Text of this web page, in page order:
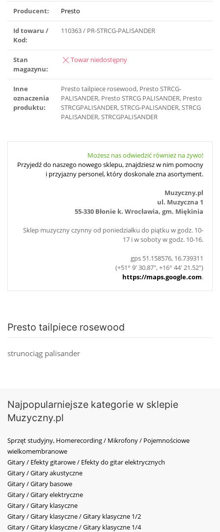
Producent: Presto
Id towaru /
Kod:
110363 / PR-STRCG-PALISANDER
Stan
magazynu:
Towar niedostępny
Inne
oznaczenia
produktu:
Presto tailpiece rosewood, Presto STRCG-
PALISANDER, Presto STRCG PALISANDER, Presto
STRCGPALISANDER, STRCG-PALISANDER, STRCG
PALISANDER, STRCGPALISANDER
Możesz nas odwiedzić również na żywo!
Przyjedź do naszego nowego sklepu, znajdziesz w nim pomocny
i przyjazny personel, który doskonale zna asortyment.
Muzyczny.pl
ul. Muzyczna 1
55-330 Błonie k. Wrocławia, gm. Miękinia
Sklep muzyczny czynny od poniedziałku do piątku w godz. 10-
17 i w soboty w godz. 10-16.
gps 51.158576, 16.739311
(+51° 9' 30.87", +16° 44' 21.52")
https://maps.google.com.
Presto tailpiece rosewood
strunociąg palisander
Najpopularniejsze kategorie w sklepie
Muzyczny.pl
Sprzęt studyjny, Homerecording / Mikrofony / Pojemnościowe
wielkomembranowe
Gitary / Efekty gitarowe / Efekty do gitar elektrycznych
Gitary / Gitary akustyczne
Gitary / Gitary basowe
Gitary / Gitary elektryczne
Gitary / Gitary klasyczne
Gitary / Gitary klasyczne / Gitary klasyczne 1/2
Gitary / Gitary klasyczne / Gitary klasyczne 1/4